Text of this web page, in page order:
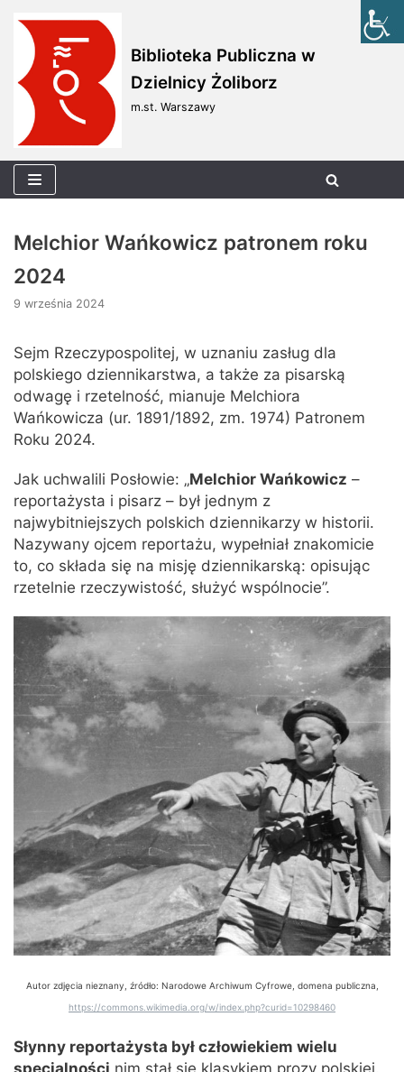
Skocz
do
treści
Biblioteka Publiczna w
Dzielnicy Żoliborz
m.st. Warszawy
Melchior Wańkowicz patronem roku
2024
9 września 2024
Sejm Rzeczypospolitej, w uznaniu zasług dla
polskiego dziennikarstwa, a także za pisarską
odwagę i rzetelność, mianuje Melchiora
Wańkowicza (ur. 1891/1892, zm. 1974) Patronem
Roku 2024.
Jak uchwalili Posłowie: „Melchior Wańkowicz –
reportażysta i pisarz – był jednym z
najwybitniejszych polskich dziennikarzy w historii.
Nazywany ojcem reportażu, wypełniał znakomicie
to, co składa się na misję dziennikarską: opisując
rzetelnie rzeczywistość, służyć wspólnocie”.
Autor zdjęcia nieznany, źródło: Narodowe Archiwum Cyfrowe, domena publiczna,
https://commons.wikimedia.org/w/index.php?curid=10298460
Słynny reportażysta był człowiekiem wielu